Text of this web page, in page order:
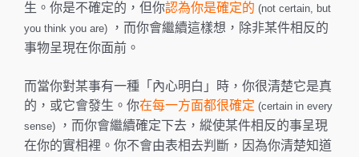
生。你是不確定的，但你認為你是確定的 (not certain, but
you think you are) ，而你會繼續這樣想，除非某件相反的
事物呈現在你面前。
而當你對某事有一種「內心明白」時，你很清楚它是真
的，或它會發生。你在每一方面都很確定 (certain in every
sense) ，而你會繼續確定下去，縱使某件相反的事呈現
在你的實相裡。你不會由表相去判斷，因為你清楚知道